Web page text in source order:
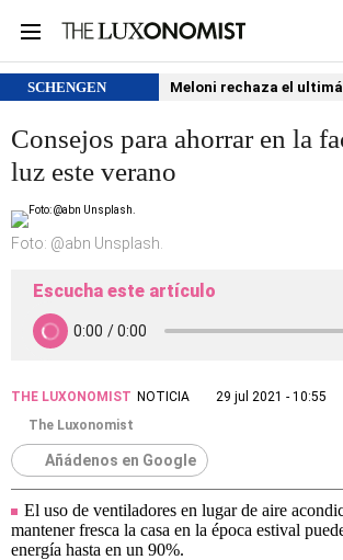
SCHENGEN Meloni rechaza el
Consejos para ahorrar en la
luz este verano
Foto: @abn Unsplash.
Escucha este artículo
THE LUXONOMIST NOTICIA
29 jul 2021 - 10:55
The Luxonomist
Añádenos en Google
El uso de ventiladores en lugar de aire
mantener fresca la casa en la época estival
energía hasta en un 90%.